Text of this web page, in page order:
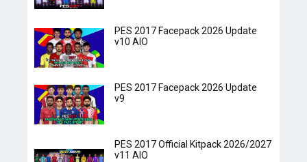
PES 2017 Facepack 2026 Update
v10 AIO
PES 2017 Facepack 2026 Update
v9
PES 2017 Official Kitpack 2026/2027
v11 AIO